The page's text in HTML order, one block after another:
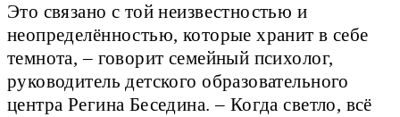
Это связано с той неизвестностью и
неопределённостью, которые хранит в себе
темнота, – говорит семейный психолог,
руководитель детского образовательного
центра Регина Беседина. – Когда светло, всё